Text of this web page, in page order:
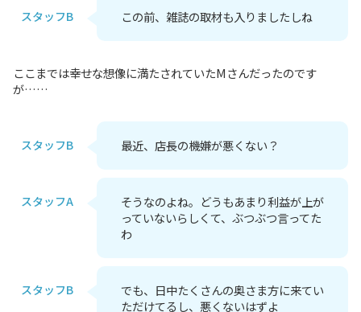
スタッフB この前、雑誌の取材も入りましたしね
ここまでは幸せな想像に満たされていたMさんだったのです
が……
スタッフB 最近、店長の機嫌が悪くない？
スタッフA
そうなのよね。どうもあまり利益が上が
っていないらしくて、ぶつぶつ言ってた
わ
スタッフB
でも、日中たくさんの奥さま方に来てい
ただけてるし、悪くないはずよ